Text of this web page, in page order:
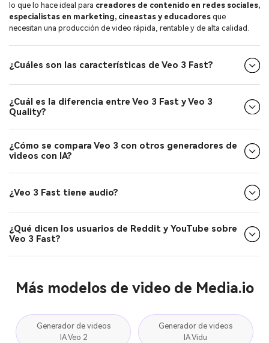
lo que lo hace ideal para creadores de contenido en redes sociales,
especialistas en marketing, cineastas y educadores que
necesitan una producción de video rápida, rentable y de alta calidad.
¿Cuáles son las características de Veo 3 Fast?
¿Cuál es la diferencia entre Veo 3 Fast y Veo 3
Quality?
¿Cómo se compara Veo 3 con otros generadores de
videos con IA?
¿Veo 3 Fast tiene audio?
¿Qué dicen los usuarios de Reddit y YouTube sobre
Veo 3 Fast?
Más modelos de video de Media.io
Generador de videos
IA Veo 2
Generador de videos
IA Vidu